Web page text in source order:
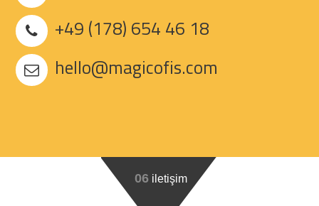
+49 (178) 654 46 18
hello@magicofis.com
06iletişim